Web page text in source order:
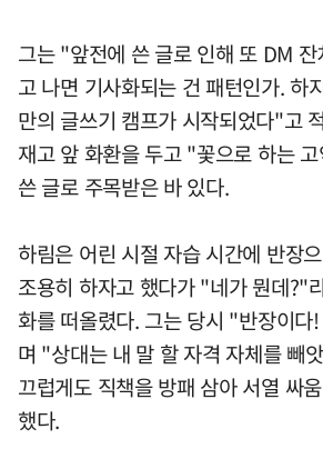
그는 "앞전에 쓴 글로 인해 또 DM
고 나면 기사화되는 건 패턴인가. 하
만의 글쓰기 캠프가 시작되었다"고
재고 앞 화환을 두고 "꽃으로 하는
쓴 글로 주목받은 바 있다.
하림은 어린 시절 자습 시간에 반장
조용히 하자고 했다가 "네가 뭔데?"
화를 떠올렸다. 그는 당시 "반장이
며 "상대는 내 말 할 자격 자체를 빼
끄럽게도 직책을 방패 삼아 서열 싸
했다.